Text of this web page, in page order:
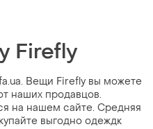
Firefly
Вещи Firefly вы можете
наших продавцов.
на нашем сайте. Средняя
выгодно одеждк